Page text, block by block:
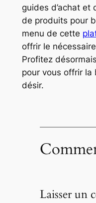
guides d’achat et
de produits pour
menu de cette
offrir le
Profitez
pour vous offrir la
désir.
Laisser un